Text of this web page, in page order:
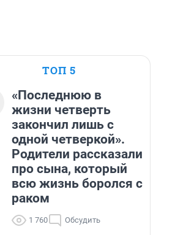
ТОП 5
«Последнюю в
жизни четверть
закончил лишь с
одной четверкой».
Родители рассказали
про сына, который
всю жизнь боролся с
раком
1 760 Обсудить